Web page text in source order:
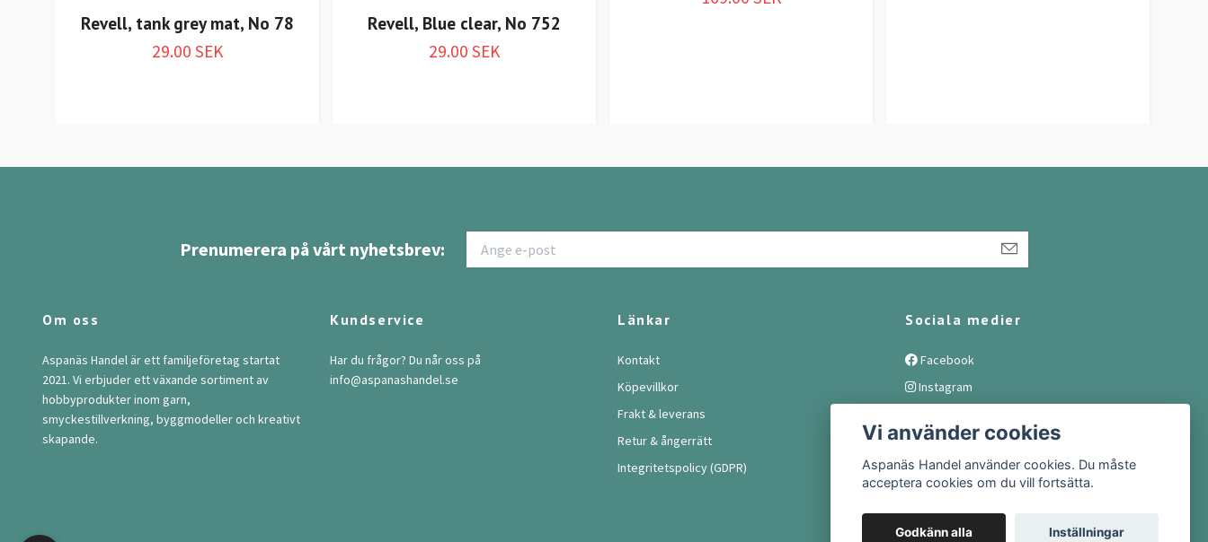
Revell, tank grey mat, No 78
29.00 SEK
Revell, Blue clear, No 752
29.00 SEK
Prenumerera på vårt nyhetsbrev:
Om oss
Aspanäs Handel är ett familjeföretag startat
2021. Vi erbjuder ett växande sortiment av
hobbyprodukter inom garn,
smyckestillverkning, byggmodeller och kreativt
skapande.
Kundservice
Har du frågor? Du når oss på
info@aspanashandel.se
Länkar
Kontakt
Köpevillkor
Frakt & leverans
Retur & ångerrätt
Integritetspolicy (GDPR)
Sociala medier
Facebook
Instagram
Vi använder cookies
Aspanäs Handel använder cookies. Du måste
acceptera cookies om du vill fortsätta.
Godkänn alla Inställningar